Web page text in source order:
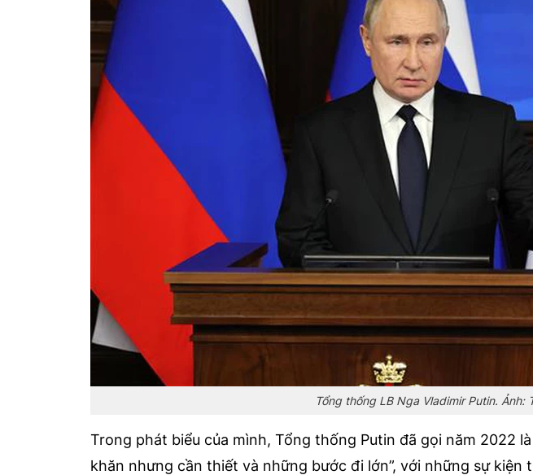
Tổng thống LB Nga Vladimir Putin. Ảnh:
Trong phát biểu của mình, Tổng thống Putin đã gọi năm 2022
khăn nhưng cần thiết và những bước đi lớn”, với những sự